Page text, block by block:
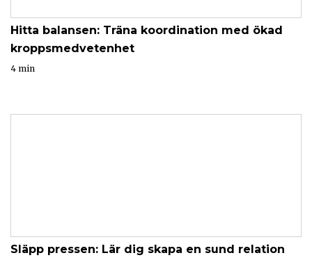
Hitta balansen: Träna koordination med ökad
kroppsmedvetenhet
4 min
Släpp pressen: Lär dig skapa en sund relation